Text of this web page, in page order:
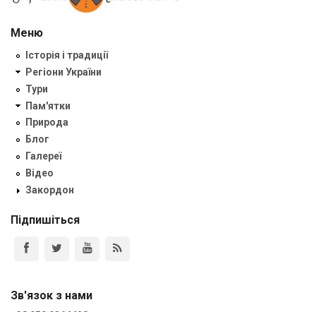
Меню
Історія і традиції
Регіони України
Тури
Пам'ятки
Природа
Блог
Галереї
Відео
Закордон
Підпишіться
Зв'язок з нами